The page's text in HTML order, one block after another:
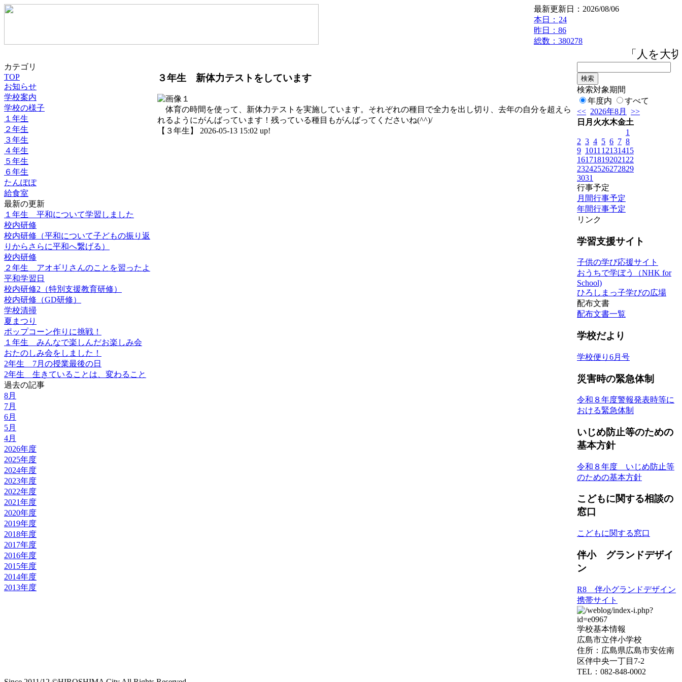
最新更新日：2026/08/06
本日： 24
昨日：86
総数：380278
「人を大
カテゴリ
TOP
お知らせ
学校案内
学校の様子
１年生
２年生
３年生
４年生
５年生
６年生
たんぽぽ
給食室
最新の更新
１年生 平和について学習しました
校内研修
校内研修（平和について子どもの振り返
りからさらに平和へ繋げる）
校内研修
２年生 アオギリさんのことを習ったよ
平和学習日
校内研修2（特別支援教育研修）
校内研修（GD研修）
学校清掃
夏まつり
ポップコーン作りに挑戦！
１年生 みんなで楽しんだお楽しみ会
おたのしみ会をしました！
2年生 7月の授業最後の日
2年生 生きていることは、変わること
過去の記事
8月
7月
6月
5月
4月
2026年度
2025年度
2024年度
2023年度
2022年度
2021年度
2020年度
2019年度
2018年度
2017年度
2016年度
2015年度
2014年度
2013年度
３年生 新体力テストをしています
体育の時間を使って、新体力テストを実施しています。それぞれの種目で全力を出し切り、去年の自分を超えら
れるようにがんばっています！残っている種目もがんばってくださいね(^^)/
【３年生】 2026-05-13 15:02 up!
検索対象期間
年度内
すべて
<< 2026年8月
>>
日 月 火水木金土
1
2 3 4 5 6 7 8
9 1011 12131415
161718192021 22
23242526272829
3031
行事予定
月間行事予定
年間行事予定
リンク
学習支援サイト
子供の学び応援サイト
おうちで学ぼう（NHK for
School)
ひろしまっ子学びの広場
配布文書
配布文書一覧
学校だより
学校便り6月号
災害時の緊急体制
令和８年度警報発表時等に
おける緊急体制
いじめ防止等のための
基本方針
令和８年度 いじめ防止等
のための基本方針
こどもに関する相談の
窓口
こどもに関する窓口
伴小 グランドデザイ
ン
R8 伴小グランドデザイン
携帯サイト
学校基本情報
広島市立伴小学校
住所：広島県広島市安佐南
区伴中央一丁目7-2
TEL：082-848-0002